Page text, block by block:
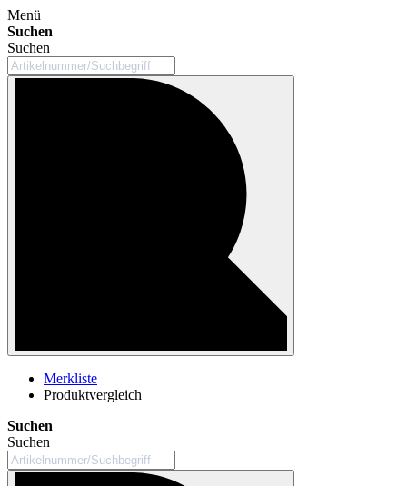
Menü
Suchen
Suchen
Merkliste
Produktvergleich
Suchen
Suchen